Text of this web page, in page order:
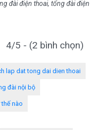
đài điện thoai, tổng đài điện
4/5 - (2 bình chọn)
lap dat tong dai dien thoai
đài nội bộ
nào